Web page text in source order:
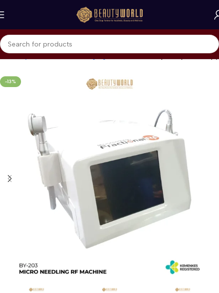
Skin Rejuvenation & Anti-Aging RF (Radio Frequency) Therapy
-13%